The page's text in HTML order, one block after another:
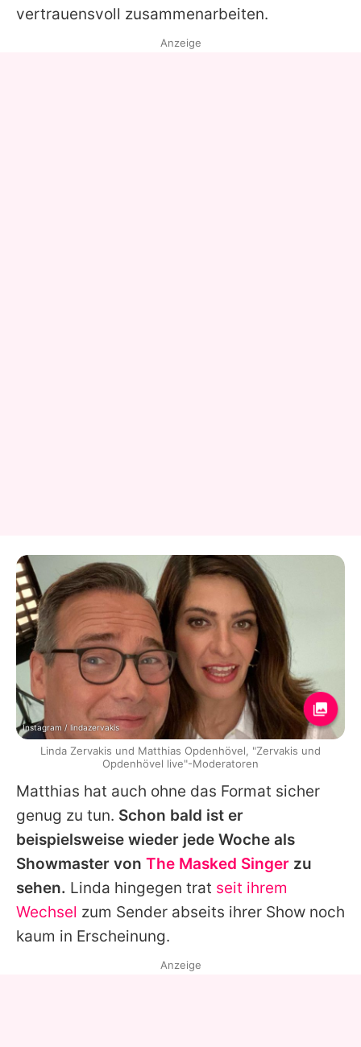
vertrauensvoll zusammenarbeiten.
Matthias hat auch ohne das Format sicher
genug zu tun. Schon bald ist er
beispielsweise wieder jede Woche als
Showmaster von The Masked Singer zu
sehen. Linda hingegen trat seit ihrem
Wechsel zum Sender abseits ihrer Show noch
kaum in Erscheinung.
Anzeige
Instagram / lindazervakis
Linda Zervakis und Matthias Opdenhövel, "Zervakis und
Opdenhövel live"-Moderatoren
Anzeige